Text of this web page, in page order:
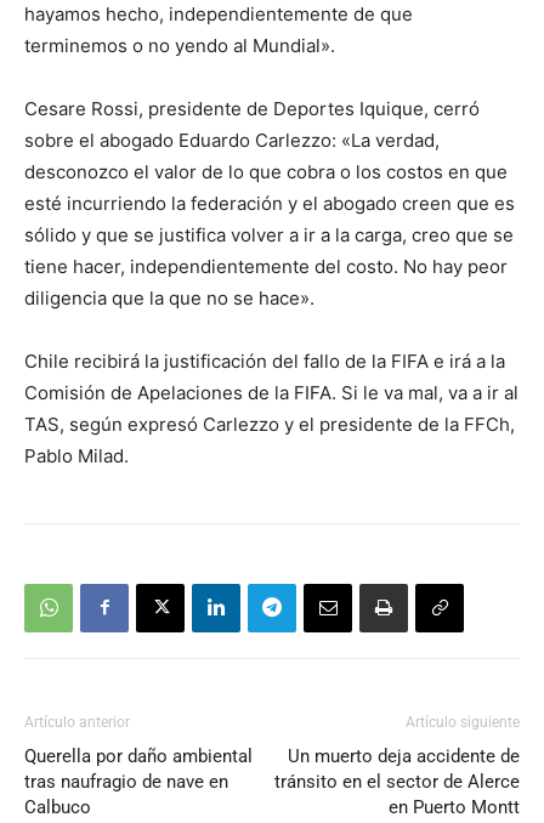
hayamos hecho, independientemente de que
terminemos o no yendo al Mundial».
Cesare Rossi, presidente de Deportes Iquique, cerró
sobre el abogado Eduardo Carlezzo: «La verdad,
desconozco el valor de lo que cobra o los costos en que
esté incurriendo la federación y el abogado creen que es
sólido y que se justifica volver a ir a la carga, creo que se
tiene hacer, independientemente del costo. No hay peor
diligencia que la que no se hace».
Chile recibirá la justificación del fallo de la FIFA e irá a la
Comisión de Apelaciones de la FIFA. Si le va mal, va a ir al
TAS, según expresó Carlezzo y el presidente de la FFCh,
Pablo Milad.
Artículo anterior
Querella por daño ambiental
tras naufragio de nave en
Calbuco
Artículo siguiente
Un muerto deja accidente de
tránsito en el sector de Alerce
en Puerto Montt